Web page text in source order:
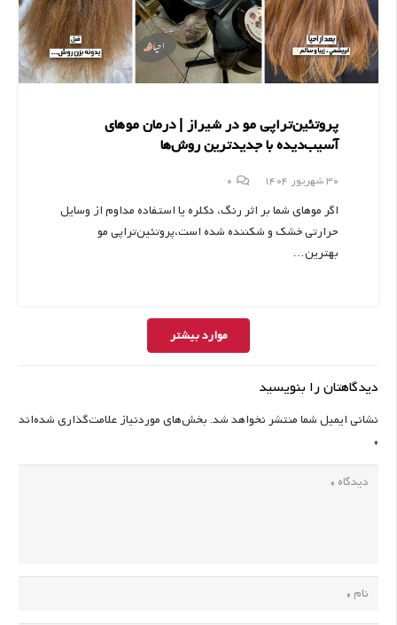
پروتئین‌تراپی مو در شیراز | درمان موهای
آسیب‌دیده با جدیدترین روش‌ها
30 شهریور 1404 0
اگر موهای شما بر اثر رنگ، دکلره یا استفاده مداوم از وسایل
حرارتی خشک و شکننده شده است،پروتئین‌تراپی مو
بهترین…
موارد بیشتر
دیدگاهتان را بنویسید
نشانی ایمیل شما منتشر نخواهد شد.بخش‌های موردنیاز علامت‌گذاری شده‌اند
*